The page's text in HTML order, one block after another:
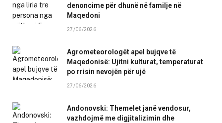
denoncime për dhunë në familje në
Maqedoni
27/06/2026
Agrometeorologët apel bujqve të
Maqedonisë: Ujitni kulturat, temperaturat
po rrisin nevojën për ujë
27/06/2026
Andonovski: Themelet janë vendosur,
vazhdojmë me digjitalizimin dhe